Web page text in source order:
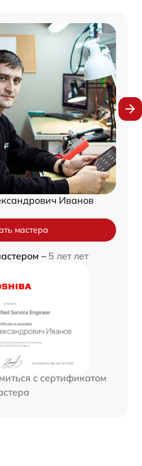
Иванов
мастера
– 5 лет лет
с сертификатом